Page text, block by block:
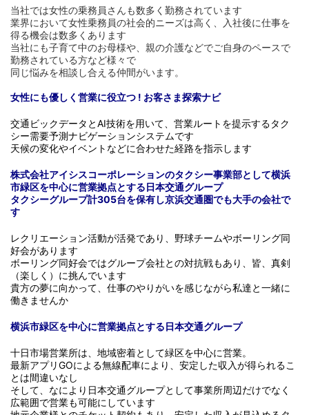
当社では女性の乗務員さんも数多く勤務されています
業界において女性乗務員の社会的ニーズは高く、入社後に仕事を
得る機会は数多くあります
当社にも子育て中のお母様や、親の介護などでご自身のペースで
勤務されている方など様々で
同じ悩みを相談し合える仲間がいます。
女性にも優しく営業に役立つ ! お客さま探索ナビ
交通ビックデータとAI技術を用いて、営業ルートを提示するタク
シー需要予測ナビゲーションシステムです
天候の変化やイベントなどに合わせた経路を指示します
株式会社アイシスコーポレーションのタクシー事業部として横浜
市緑区を中心に営業拠点とする日本交通グループ
タクシーグループ計305台を保有し京浜交通圏でも大手の会社で
す
レクリエーション活動が活発であり、野球チームやボーリング同
好会があります
ボーリング同好会ではグループ会社との対抗戦もあり、皆、真剣
（楽しく）に挑んでいます
貴方の夢に向かって、仕事のやりがいを感じながら私達と一緒に
働きませんか
横浜市緑区を中心に営業拠点とする日本交通グループ
十日市場営業所は、地域密着として緑区を中心に営業。
最新アプリGOによる無線配車により、安定した収入が得られるこ
とは間違いなし
そして、なにより日本交通グループとして事業所周辺だけでなく
広範囲で営業も可能にしています